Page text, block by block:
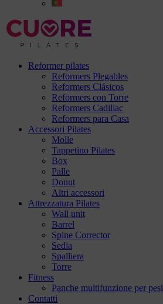
Reformer pilates
Reformers Plegables
Reformers Clásicos
Reformers con Torre
Reformers Cadillac
Reformers para Casa
Accessori Pilates
Molle
Tappetino Pilates
Box
Palle
Donut
Altri accessori
Attrezzatura Pilates
Wall unit
Barrel
Spine Corrector
Sedia
Spalliera
Torre
Fitness
Panche multifunzione per pesi
Contatti